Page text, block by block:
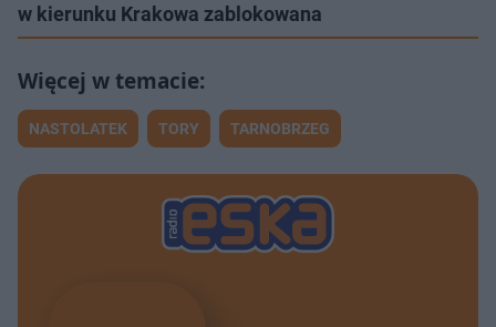
w kierunku Krakowa zablokowana
NASTOLATEK TORY TARNOBRZEG